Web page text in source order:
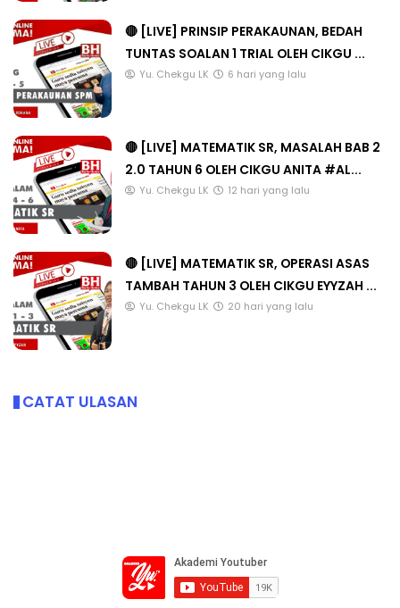
🔴 [LIVE] PRINSIP PERAKAUNAN, BEDAH
TUNTAS SOALAN 1 TRIAL OLEH CIKGU ...
Yu. Chekgu LK 6 hari yang lalu
🔴 [LIVE] MATEMATIK SR, MASALAH BAB 2
2.0 TAHUN 6 OLEH CIKGU ANITA #AL...
Yu. Chekgu LK 12 hari yang lalu
🔴 [LIVE] MATEMATIK SR, OPERASI ASAS
TAMBAH TAHUN 3 OLEH CIKGU EYYZAH ...
Yu. Chekgu LK 20 hari yang lalu
CATAT ULASAN